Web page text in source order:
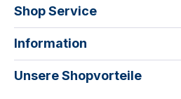
Shop Service
Information
Unsere Shopvorteile